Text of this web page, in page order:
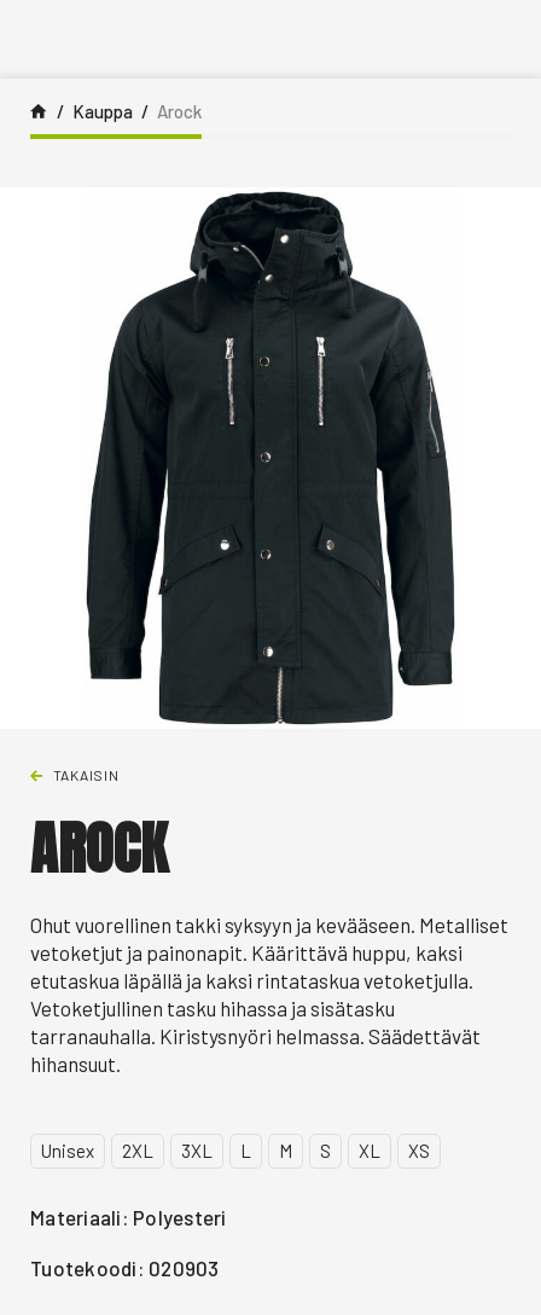
Kauppa Arock
TAKAISIN
AROCK
Ohut vuorellinen takki syksyyn ja kevääseen. Metalliset
vetoketjut ja painonapit. Käärittävä huppu, kaksi
etutaskua läpällä ja kaksi rintataskua vetoketjulla.
Vetoketjullinen tasku hihassa ja sisätasku
tarranauhalla. Kiristysnyöri helmassa. Säädettävät
hihansuut.
Unisex 2XL 3XL L M S XL XS
Materiaali: Polyesteri
Tuotekoodi: 020903